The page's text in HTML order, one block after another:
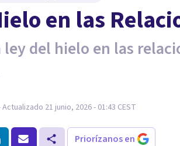
en las
ley del hielo en las
21 junio, 2026 - 01:43 CEST
Priorízanos en